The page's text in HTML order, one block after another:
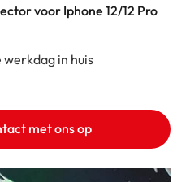
voor Iphone 12/12 Pro
werkdag in huis
met ons op